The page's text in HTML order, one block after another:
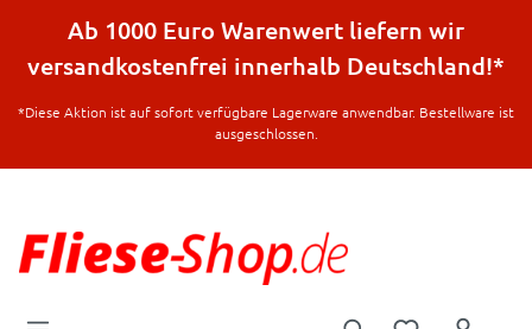
springen
Ab 1000 Euro Warenwert liefern wir
versandkostenfrei innerhalb Deutschland!*
*Diese Aktion ist auf sofort verfügbare Lagerware anwendbar. Bestellware ist
ausgeschlossen.